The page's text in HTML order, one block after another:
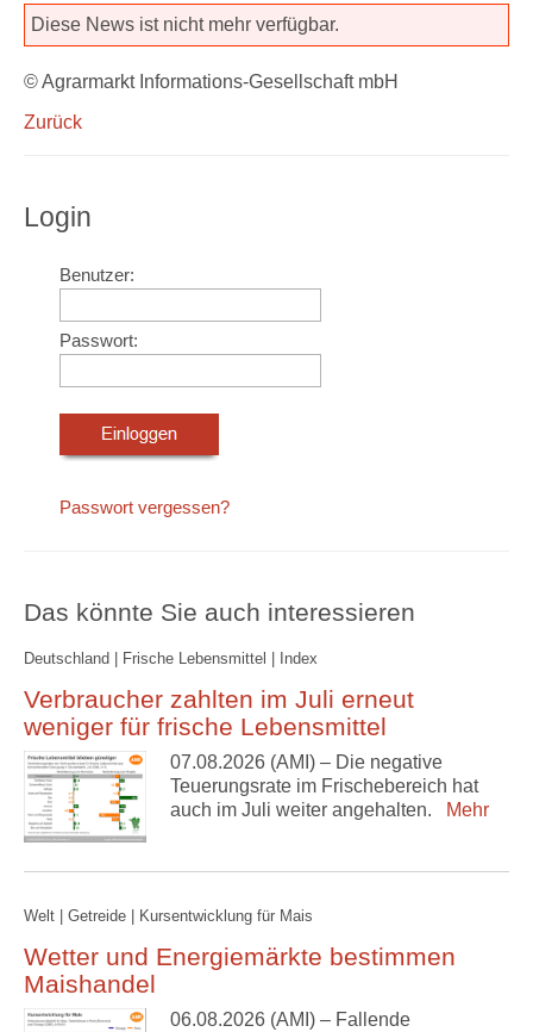
Diese News ist nicht mehr verfügbar.
© Agrarmarkt Informations-Gesellschaft mbH
Zurück
Login
Benutzer:
Passwort:
Passwort vergessen?
Das könnte Sie auch interessieren
Deutschland | Frische Lebensmittel | Index
Verbraucher zahlten im Juli erneut
weniger für frische Lebensmittel
07.08.2026 (AMI) – Die negative
Teuerungsrate im Frischebereich hat
auch im Juli weiter angehalten.
Mehr
Welt | Getreide | Kursentwicklung für Mais
Wetter und Energiemärkte bestimmen
Maishandel
06.08.2026 (AMI) – Fallende